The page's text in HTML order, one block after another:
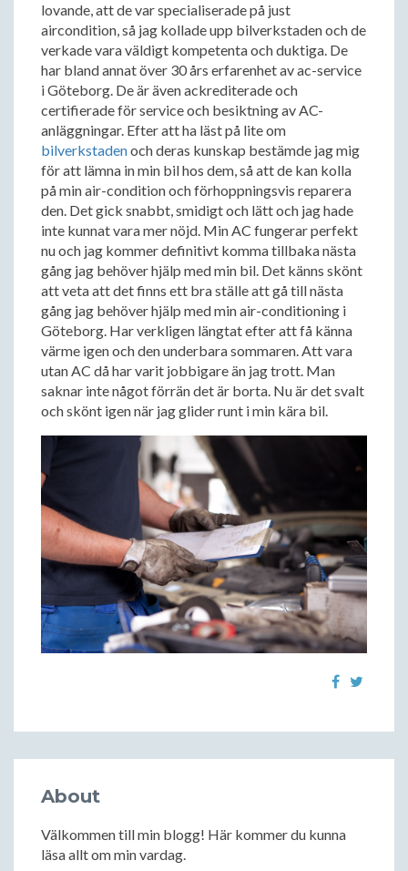
lovande, att de var specialiserade på just
aircondition, så jag kollade upp bilverkstaden och de
verkade vara väldigt kompetenta och duktiga. De
har bland annat över 30 års erfarenhet av ac-service
i Göteborg. De är även ackrediterade och
certifierade för service och besiktning av AC-
anläggningar. Efter att ha läst på lite om
bilverkstadenoch deras kunskap bestämde jag mig
för att lämna in min bil hos dem, så att de kan kolla
på min air-condition och förhoppningsvis reparera
den. Det gick snabbt, smidigt och lätt och jag hade
inte kunnat vara mer nöjd. Min AC fungerar perfekt
nu och jag kommer definitivt komma tillbaka nästa
gång jag behöver hjälp med min bil. Det känns skönt
att veta att det finns ett bra ställe att gå till nästa
gång jag behöver hjälp med min air-conditioning i
Göteborg. Har verkligen längtat efter att få känna
värme igen och den underbara sommaren. Att vara
utan AC då har varit jobbigare än jag trott. Man
saknar inte något förrän det är borta. Nu är det svalt
och skönt igen när jag glider runt i min kära bil.
About
Välkommen till min blogg! Här kommer du kunna
läsa allt om min vardag.